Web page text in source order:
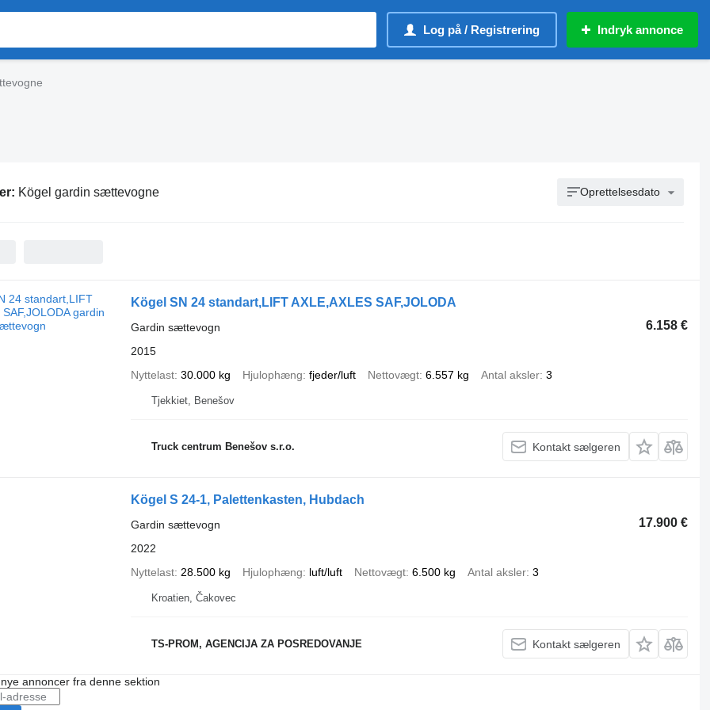
Log på / Registrering Indryk annonce
Kögel gardin sættevogne Oprettelsesdato
Kögel SN 24 standart,LIFT AXLE,AXLES SAF,JOLODA
6.158 €
Gardin sættevogn
2015
Nyttelast 30.000 kg Hjulophæng fjeder/luft Nettovægt 6.557 kg Antal aksler 3
Tjekkiet, Benešov
Truck centrum Benešov s.r.o. Kontakt sælgeren
Kögel S 24-1, Palettenkasten, Hubdach
17.900 €
Gardin sættevogn
2022
Nyttelast 28.500 kg Hjulophæng luft/luft Nettovægt 6.500 kg Antal aksler 3
Kroatien, Čakovec
TS-PROM, AGENCIJA ZA POSREDOVANJE Kontakt sælgeren
annoncer fra denne sektion